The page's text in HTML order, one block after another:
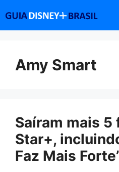
conteúdo
Amy Smart
Saíram mais 5
Star+,
Faz Mais Forte’